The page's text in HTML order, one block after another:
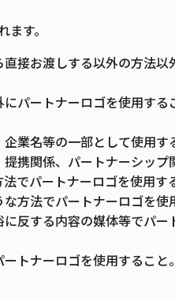
す。
接お渡しする以外の方法以
パートナーロゴを使用する
業名等の一部として使用す
携関係、パートナーシップ
でパートナーロゴを使用す
方法でパートナーロゴを使
反する内容の媒体等でパー
トナーロゴを使用すること。